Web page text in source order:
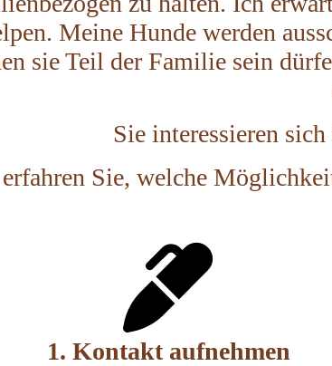
Meine Hunde werden
sie Teil der Familie sein
Sie interessieren
Sie, welche
1. Kontakt aufnehmen